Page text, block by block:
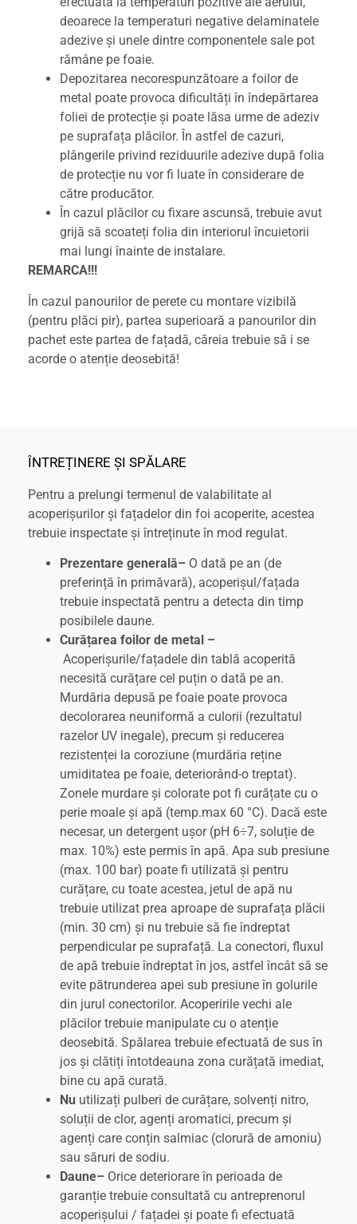
deoarece la temperaturi negative delaminatele
adezive și unele dintre componentele sale pot
rămâne pe foaie.
Depozitarea necorespunzătoare a foilor de
metal poate provoca dificultăți în îndepărtarea
foliei de protecție și poate lăsa urme de adeziv
pe suprafața plăcilor. În astfel de cazuri,
plângerile privind reziduurile adezive după folia
de protecție nu vor fi luate în considerare de
către producător.
În cazul plăcilor cu fixare ascunsă, trebuie avut
grijă să scoateți folia din interiorul încuietorii
mai lungi înainte de instalare.
REMARCA!!!
În cazul panourilor de perete cu montare vizibilă
(pentru plăci pir), partea superioară a panourilor din
pachet este partea de fațadă, căreia trebuie să i se
acorde o atenție deosebită!
ÎNTREȚINERE ȘI SPĂLARE
Pentru a prelungi termenul de valabilitate al
acoperișurilor și fațadelor din foi acoperite, acestea
trebuie inspectate și întreținute în mod regulat.
Prezentare generală– O dată pe an (de
preferință în primăvară), acoperișul/fațada
trebuie inspectată pentru a detecta din timp
posibilele daune.
Curățarea foilor de metal –
Acoperișurile/fațadele din tablă acoperită
necesită curățare cel puțin o dată pe an.
Murdăria depusă pe foaie poate provoca
decolorarea neuniformă a culorii (rezultatul
razelor UV inegale), precum și reducerea
rezistenței la coroziune (murdăria reține
umiditatea pe foaie, deteriorând-o treptat).
Zonele murdare și colorate pot fi curățate cu o
perie moale și apă (temp.max 60 °C). Dacă este
necesar, un detergent ușor (pH 6÷7, soluție de
max. 10%) este permis în apă. Apa sub presiune
(max. 100 bar) poate fi utilizată și pentru
curățare, cu toate acestea, jetul de apă nu
trebuie utilizat prea aproape de suprafața plăcii
(min. 30 cm) și nu trebuie să fie îndreptat
perpendicular pe suprafață. La conectori, fluxul
de apă trebuie îndreptat în jos, astfel încât să se
evite pătrunderea apei sub presiune în golurile
din jurul conectorilor. Acoperirile vechi ale
plăcilor trebuie manipulate cu o atenție
deosebită. Spălarea trebuie efectuată de sus în
jos și clătiți întotdeauna zona curățată imediat,
bine cu apă curată.
Nu utilizați pulberi de curățare, solvenți nitro,
soluții de clor, agenți aromatici, precum și
agenți care conțin salmiac (clorură de amoniu)
sau săruri de sodiu.
Daune– Orice deteriorare în perioada de
garanție trebuie consultată cu antreprenorul
acoperișului / fațadei și poate fi efectuată